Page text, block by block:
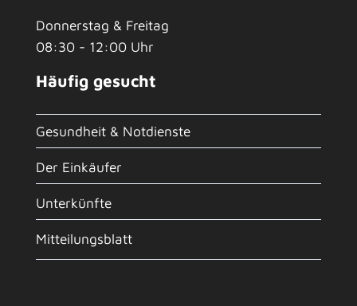
Donnerstag & Freitag
08:30 - 12:00 Uhr
Häufig gesucht
Gesundheit & Notdienste
Der Einkäufer
Unterkünfte
Mitteilungsblatt